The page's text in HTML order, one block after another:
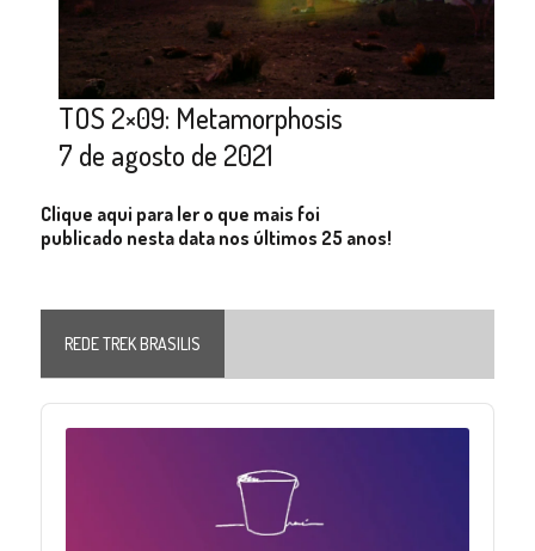
TOS 2×09: Metamorphosis
7 de agosto de 2021
Clique aqui para ler o que mais foi
publicado nesta data nos últimos 25 anos!
REDE TREK BRASILIS
Audio
Player